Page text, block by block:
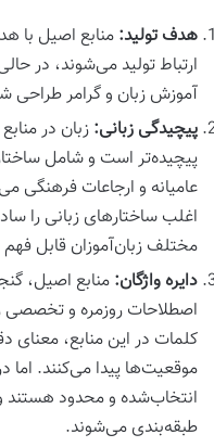
هدف تولید: منابع اصیل با
ارتباط تولید می‌شوند، در
آموزش زبان و گرامر طراحی
پیچیدگی زبانی:زبان در
پیچیده‌تر است و شامل
عامیانه و ارجاعات فرهنگی
اغلب ساختارهای زبانی را
مختلف زبان‌آموزان قابل فهم
دایره واژگان: منابع اصیل،
اصطلاحات روزمره و تخصصی
کلمات در این منابع، معنای
موقعیت‌ها پیدا می‌کنند. اما
انتخاب‌شده و محدود
طبقه‌بندی می‌شوند.